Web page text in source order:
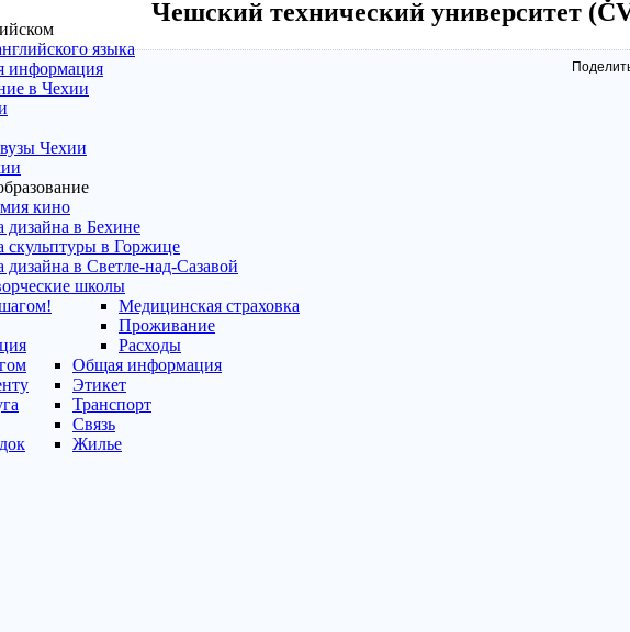
языка
информация
в Чехии
Чехии
кино
дизайна в Бехине
скульптуры в Горжице
в Светле-над-Сазавой
школы
Медицинская страховка
Проживание
Расходы
Общая информация
Этикет
Транспорт
Связь
Жилье
Чешский технический университет